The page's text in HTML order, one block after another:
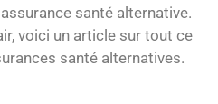
santé alternative.
voici un article sur tout ce
santé alternatives.